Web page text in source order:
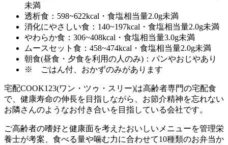
未満
透析食：598~622kcal・食塩相当量2.0g未満
消化にやさしい食：140~197kcal・食塩相当量2.0g未満
やわらか食：306~408kcal・食塩相当量3.0g未満
ムースセット食：458~474kcal・食塩相当量2.0g未満
朝食(昼食・夕食を利用の人のみ)：パンやおじやあり
※ ごはん付、おかずのみがあります
宅配COOK123(ワン・ツゥ・スリー)は高齢者専門の宅配食
で、健康寿命の伸長を目指しながら、お節介精神を忘れない
お隣さんのようなお付き合いを目指している会社です。
ご高齢者の嗜好と健康面を考えたおいしいメニューを管理栄
養士が考案、食べる量や噛む力に合わせて10種類のお弁当か